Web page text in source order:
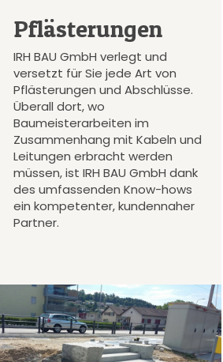
Pflästerungen
IRH BAU GmbH verlegt und
versetzt für Sie jede Art von
Pflästerungen und Abschlüsse.
Überall dort, wo
Baumeisterarbeiten im
Zusammenhang mit Kabeln und
Leitungen erbracht werden
müssen, ist IRH BAU GmbH dank
des umfassenden Know-hows
ein kompetenter, kundennaher
Partner.